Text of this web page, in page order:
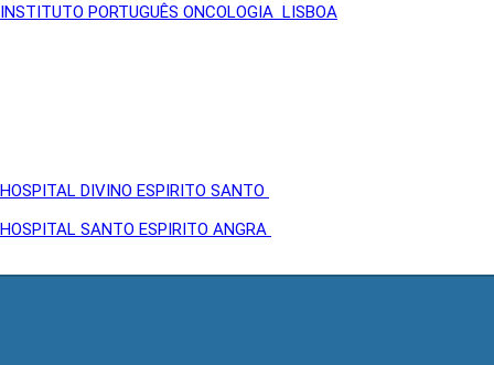
INSTITUTO PORTUGUÊS ONCOLOGIA LISBOA
HOSPITAL DIVINO ESPIRITO SANTO
HOSPITAL SANTO ESPIRITO ANGRA